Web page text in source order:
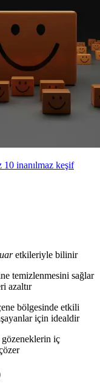
10 inanılmaz keşif
etkileriyle bilinir
temizlenmesini sağlar
azaltır
bölgesinde etkili
için idealdir
iç